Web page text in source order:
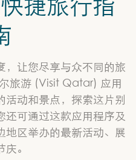
，让您尽享与众不同的旅
旅游 (Visit Qatar) 应用
活动和景点，探索这片别
还可通过这款应用程序及
地区举办的最新活动、展
。